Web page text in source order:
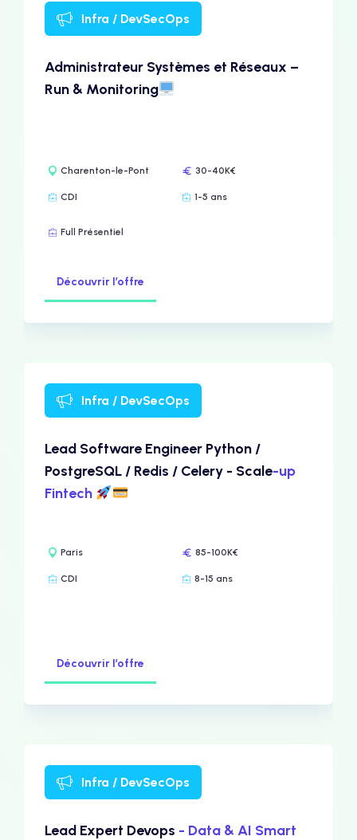
Infra / DevSecOps
Administrateur Systèmes et Réseaux –
Run & Monitoring
Charenton-le-Pont 30-40K€
CDI 1-5 ans
Full Présentiel
Découvrir l’offre
Infra / DevSecOps
Lead Software Engineer Python /
PostgreSQL / Redis / Celery - Scale-up
Fintech
Paris 85-100K€
CDI 8-15 ans
Découvrir l’offre
Infra / DevSecOps
Lead Expert Devops - Data & AI Smart